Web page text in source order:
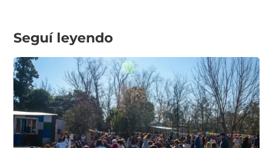
Seguí leyendo